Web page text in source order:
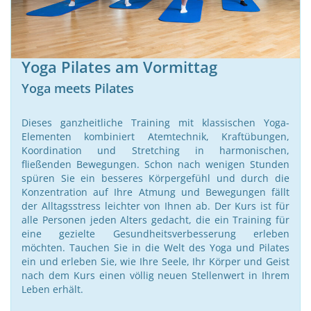
Yoga Pilates am Vormittag
Yoga meets Pilates
Dieses ganzheitliche Training mit klassischen Yoga-
Elementen kombiniert Atemtechnik, Kraftübungen,
Koordination und Stretching in harmonischen,
fließenden Bewegungen. Schon nach wenigen Stunden
spüren Sie ein besseres Körpergefühl und durch die
Konzentration auf Ihre Atmung und Bewegungen fällt
der Alltagsstress leichter von Ihnen ab. Der Kurs ist für
alle Personen jeden Alters gedacht, die ein Training für
eine gezielte Gesundheitsverbesserung erleben
möchten. Tauchen Sie in die Welt des Yoga und Pilates
ein und erleben Sie, wie Ihre Seele, Ihr Körper und Geist
nach dem Kurs einen völlig neuen Stellenwert in Ihrem
Leben erhält.